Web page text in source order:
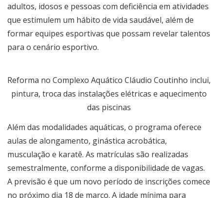
adultos, idosos e pessoas com deficiência em atividades
que estimulem um hábito de vida saudável, além de
formar equipes esportivas que possam revelar talentos
para o cenário esportivo.
Reforma no Complexo Aquático Cláudio Coutinho inclui,
pintura, troca das instalações elétricas e aquecimento
das piscinas
Além das modalidades aquáticas, o programa oferece
aulas de alongamento, ginástica acrobática,
musculação e karatê. As matrículas são realizadas
semestralmente, conforme a disponibilidade de vagas.
A previsão é que um novo período de inscrições comece
no próximo dia 18 de março. A idade mínima para